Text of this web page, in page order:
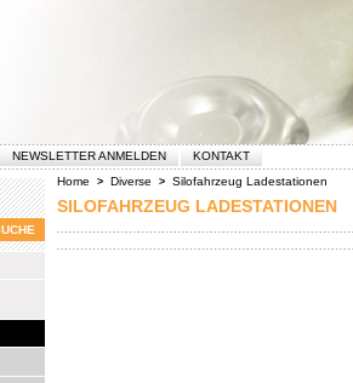
NEWSLETTER ANMELDEN KONTAKT
Home > Diverse > Silofahrzeug Ladestationen
SILOFAHRZEUG LADESTATIONEN